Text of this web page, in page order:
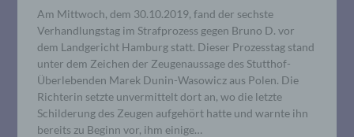
Am Mittwoch, dem 30.10.2019, fand der sechste
Verhandlungstag im Strafprozess gegen Bruno D. vor
dem Landgericht Hamburg statt. Dieser Prozesstag stand
unter dem Zeichen der Zeugenaussage des Stutthof-
Überlebenden Marek Dunin-Wasowicz aus Polen. Die
Richterin setzte unvermittelt dort an, wo die letzte
Schilderung des Zeugen aufgehört hatte und warnte ihn
bereits zu Beginn vor, ihm einige…